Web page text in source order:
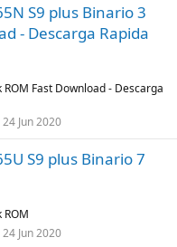
S9 plus Binario 3
- Descarga Rapida
Fast Download - Descarga
24 Jun 2020
S9 plus Binario 7
24 Jun 2020